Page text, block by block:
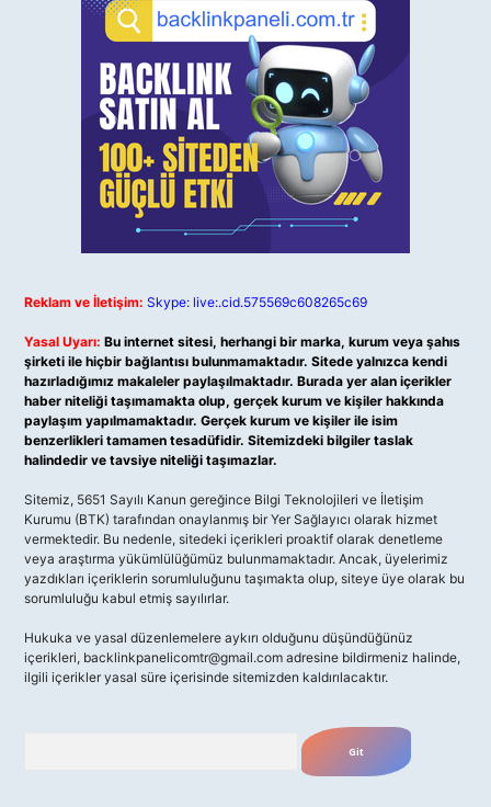
Reklam ve İletişim: Skype: live:.cid.575569c608265c69
Yasal Uyarı: Bu internet sitesi, herhangi bir marka, kurum veya şahıs
şirketi ile hiçbir bağlantısı bulunmamaktadır. Sitede yalnızca kendi
hazırladığımız makaleler paylaşılmaktadır. Burada yer alan içerikler
haber niteliği taşımamakta olup, gerçek kurum ve kişiler hakkında
paylaşım yapılmamaktadır. Gerçek kurum ve kişiler ile isim
benzerlikleri tamamen tesadüfidir. Sitemizdeki bilgiler taslak
halindedir ve tavsiye niteliği taşımazlar.
Sitemiz, 5651 Sayılı Kanun gereğince Bilgi Teknolojileri ve İletişim
Kurumu (BTK) tarafından onaylanmış bir Yer Sağlayıcı olarak hizmet
vermektedir. Bu nedenle, sitedeki içerikleri proaktif olarak denetleme
veya araştırma yükümlülüğümüz bulunmamaktadır. Ancak, üyelerimiz
yazdıkları içeriklerin sorumluluğunu taşımakta olup, siteye üye olarak bu
sorumluluğu kabul etmiş sayılırlar.
Hukuka ve yasal düzenlemelere aykırı olduğunu düşündüğünüz
içerikleri, backlinkpanelicomtr@gmail.com adresine bildirmeniz halinde,
ilgili içerikler yasal süre içerisinde sitemizden kaldırılacaktır.